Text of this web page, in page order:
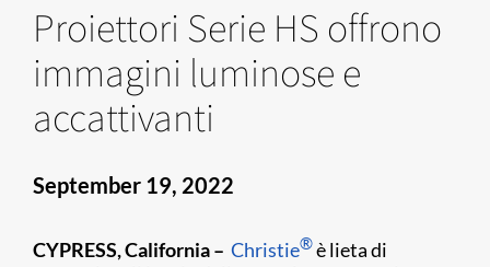
Proiettori Serie HS offrono
immagini luminose e
accattivanti
September 19, 2022
CYPRESS, California – Christie®è lieta di